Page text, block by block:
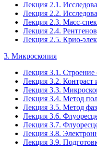
Лекция 2.1.
Лекция 2.2.
Лекция 2.3. Масс-
Лекция 2.4.
Лекция 2.5. Крио-
3. Микроскопия
Лекция 3.1. Строение
Лекция 3.2. Контраст
Лекция 3.3.
Лекция 3.4. Метод
Лекция 3.5. Метод
Лекция 3.6.
Лекция 3.7.
Лекция 3.8.
Лекция 3.9.